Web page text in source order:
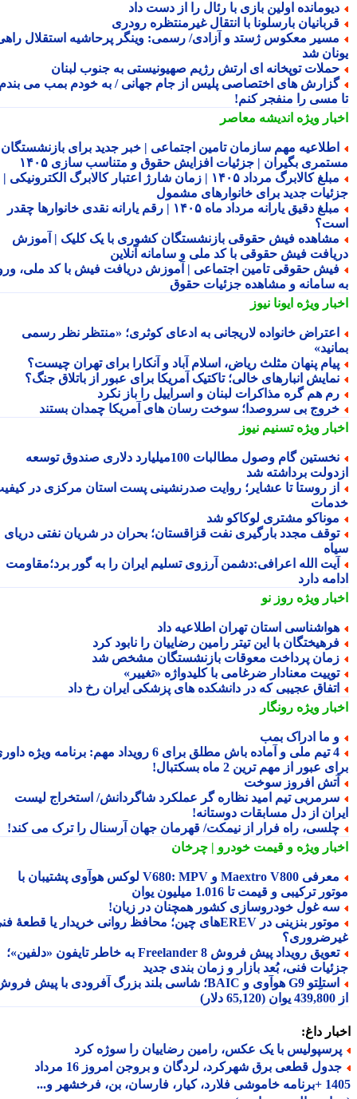
اولین بازی با رئال را از دست داد
بارسلونا با انتقال غیرمنتظره رودری
معکوس ژستد و آزادی/ رسمی: وینگر پرحاشیه استقلال راهی
شد
توپخانه ای ارتش رژیم صهیونیستی به جنوب لبنان
های اختصاصی پلیس از جام جهانی / به خودم بمب می بندم
مسی را منفجر کنم!
ویژهاندیشه معاصر
مهم سازمان تامین اجتماعی | خبر جدید برای بازنشستگان و
بگیران | جزئیات افزایش حقوق و متناسب سازی ۱۴۰۵
مبلغ کالابرگ مرداد ۱۴۰۵ | زمان شارژ اعتبار کالابرگ الکترونیکی |
جدید برای خانوارهای مشمول
مبلغ دقیق یارانه مرداد ماه ۱۴۰۵ | رقم یارانه نقدی خانوارها چقدر
فیش حقوقی بازنشستگان کشوری با یک کلیک | آموزش
فیش حقوقی با کد ملی و سامانه آنلاین
حقوقی تامین اجتماعی | آموزش دریافت فیش با کد ملی، ورود
سامانه و مشاهده جزئیات حقوق
ویژهایونا نیوز
خانواده لاریجانی به ادعای کوثری؛ «منتظر نظر رسمی
پنهان مثلث ریاض، اسلام آباد و آنکارا برای تهران چیست؟
انبارهای خالی؛ تاکتیک آمریکا برای عبور از باتلاق جنگ؟
هم گره مذاکرات لبنان و اسراییل را باز نکرد
بی سروصدا؛ سوخت رسان های آمریکا چمدان بستند
ویژهتسنیم نیوز
نخستین گام وصول مطالبات 100میلیارد دلاری صندوق توسعه
برداشته شد
روستا تا عشایر؛ روایت صدرنشینی پست استان مرکزی در کیفیت
مشتری لوکاکو شد
مجدد بارگیری نفت قزاقستان؛ بحران در شریان نفتی دریای
الله اعرافی:دشمن آرزوی تسلیم ایران را به گور برد؛مقاومت
دارد
ویژهروز نو
استان تهران اطلاعیه داد
با این تیتر رامین رضاییان را نابود کرد
پرداخت معوقات بازنشستگان مشخص شد
معنادار ضرغامی با کلیدواژه «تغییر»
عجیبی که در دانشکده های پزشکی ایران رخ داد
ویژهرونگار
ما ادراک بمب
4 تیم ملی و آماده باش مطلق برای 6 رویداد مهم: برنامه ویژه داوری
عبور از مهم ترین 2 ماه بسکتبال!
افروز سوخت
تیم امید نظاره گر عملکرد شاگردانش/ استخراج لیست
از دل مسابقات دوستانه!
راه فرار از نیمکت/ قهرمان جهان آرسنال را ترک می کند!
ویژهو قیمت خودرو | چرخان
معرفی Maextro V800 و V680: MPV لوکس هوآوی پشتیبان با
ترکیبی و قیمت تا 1.016 میلیون یوان
غول خودروسازی کشور همچنان در زیان!
موتور بنزینی در EREVهای چین؛ محافظ روانی خریدار یا قطعهٔ فنی
تعویق رویداد پیش فروش Freelander 8 به خاطر تایفون «دلفین»؛
فنی، بُعد بازار و زمان بندی جدید
استلِتو G9 هوآوی و BAIC؛ شاسی بلند بزرگ آفرودی با پیش فروش
داغ:
با یک عکس، رامین رضاییان را سوژه کرد
جدول قطعی برق شهرکرد، لردگان و بروجن امروز 16 مرداد
1405 +برنامه خاموشی فلارد، کیار، فارسان، بن، فرخشهر و...